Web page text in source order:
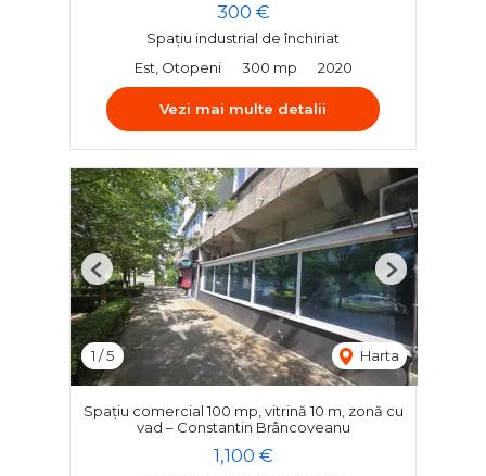
300 €
Spațiu industrial de închiriat
Est, Otopeni
300 mp 2020
Vezi mai multe detalii
1 /5 Harta
Previous Next
Spațiu comercial 100 mp, vitrină 10 m, zonă cu
vad – Constantin Brâncoveanu
1,100 €